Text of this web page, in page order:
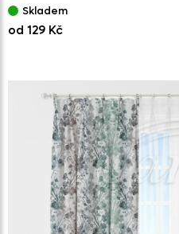
Skladem
od 129 Kč